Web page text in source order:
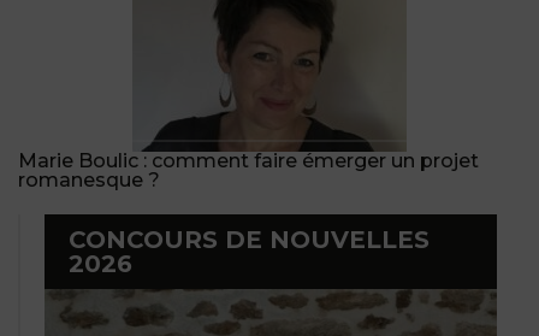
Marie Boulic : comment faire émerger un projet
romanesque ?
CONCOURS DE NOUVELLES
2026